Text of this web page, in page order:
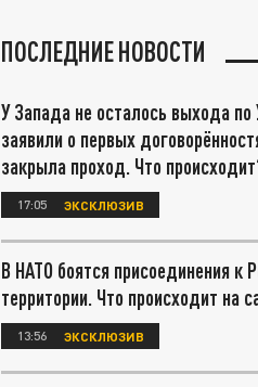
ПОСЛЕДНИЕ НОВОСТИ
У Запада не осталось выхода
заявили о первых
закрыла проход. Что
17:05 ЭКСКЛЮЗИВ
В НАТО боятся присоединения к
территории. Что происходит на
13:56 ЭКСКЛЮЗИВ